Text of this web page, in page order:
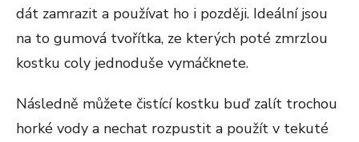
dát zamrazit a používat ho i později. Ideální jsou
na to gumová tvořítka, ze kterých poté zmrzlou
kostku coly jednoduše vymáčknete.
Následně můžete čistící kostku buď zalít trochou
horké vody a nechat rozpustit a použít v tekuté